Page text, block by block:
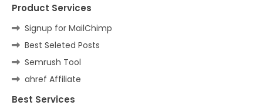
Product Services
Signup for MailChimp
Best Seleted Posts
Semrush Tool
ahref Affiliate
Best Services